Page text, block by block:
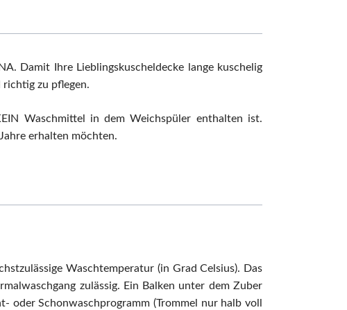
Damit Ihre Lieblingskuscheldecke lange kuschelig
zu pflegen.
Waschmittel in dem Weichspüler enthalten ist.
erhalten möchten.
Waschtemperatur (in Grad Celsius). Das
zulässig. Ein Balken unter dem Zuber
oder Schonwaschprogramm (Trommel nur halb voll